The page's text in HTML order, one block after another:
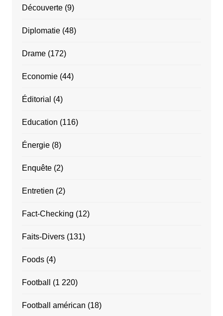
Découverte(9)
Diplomatie(48)
Drame(172)
Economie(44)
Éditorial (4)
Education (116)
Énergie(8)
Enquête(2)
Entretien (2)
Fact-Checking (12)
Faits-Divers(131)
Foods(4)
Football (1 220)
Football américan (18)